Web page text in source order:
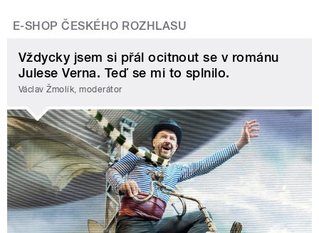
E-SHOP ČESKÉHO ROZHLASU
Vždycky jsem si přál ocitnout se v románu
Julese Verna. Teď se mi to splnilo.
Václav Žmolík, moderátor